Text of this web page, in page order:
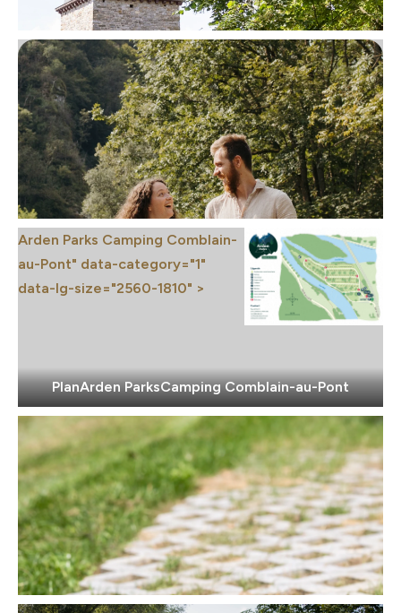
Arden Parks Camping Comblain-
au-Pont" data-category="1"
data-lg-size="2560-1810" >
PlanArden ParksCamping Comblain-au-Pont